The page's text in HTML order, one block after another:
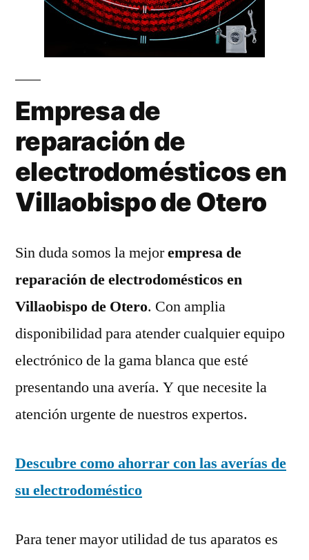
Empresa de
reparación de
electrodomésticos en
Villaobispo de Otero
Sin duda somos la mejorempresa de
reparación de electrodomésticos en
Villaobispo de Otero. Con amplia
disponibilidad para atender cualquier equipo
electrónico de la gama blanca que esté
presentando una avería. Y que necesite la
atención urgente de nuestros expertos.
Descubre como ahorrar con las averías de
su electrodoméstico
Para tener mayor utilidad de tus aparatos es